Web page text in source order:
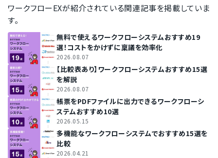
ワークフローEXが紹介されている関連記事を掲載していま
す。
無料で使えるワークフローシステムおすすめ19
選！コストをかけずに稟議を効率化
2026.08.07
【比較表あり】ワークフローシステムおすすめ15選
を解説
2026.08.07
帳票をPDFファイルに出力できるワークフローシ
ステムおすすめ10選
2026.05.15
多機能なワークフローシステムでおすすめ15選を
比較
2026.04.21